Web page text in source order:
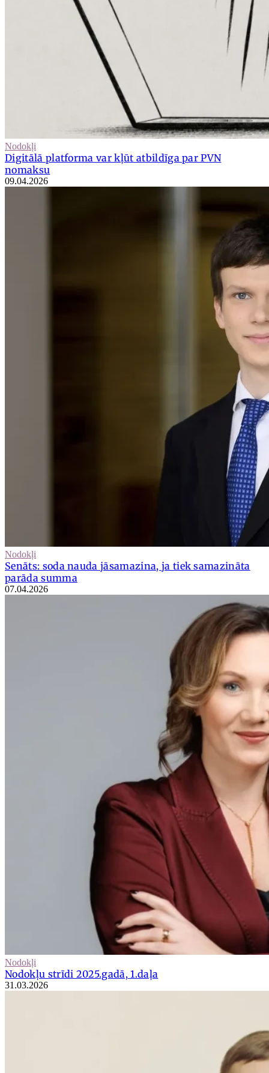
Nodokļi
Digitālā platforma var kļūt atbildīga par PVN
nomaksu
09.04.2026
Nodokļi
Senāts: soda nauda jāsamazina, ja tiek samazināta
parāda summa
07.04.2026
Nodokļi
Nodokļu strīdi 2025.gadā, 1.daļa
31.03.2026